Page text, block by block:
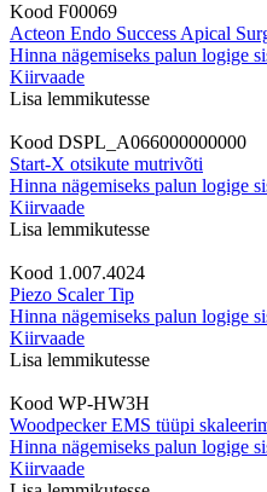
Kood F00069
Acteon Endo Success Apical
Hinna nägemiseks palun logige
Kiirvaade
Lisa lemmikutesse
Kood DSPL_A066000000000
Start-X otsikute mutrivõti
Hinna nägemiseks palun logige
Kiirvaade
Lisa lemmikutesse
Kood 1.007.4024
Piezo Scaler Tip
Hinna nägemiseks palun logige
Kiirvaade
Lisa lemmikutesse
Kood WP-HW3H
​Woodpecker EMS tüüpi
Hinna nägemiseks palun logige
Kiirvaade